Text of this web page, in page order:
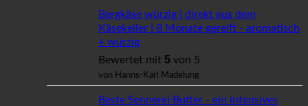
Bergkäse würzig | direkt aus dem
Käsekeller | 8 Monate gereift - aromatisch
+ würzig
Bewertet mit 5 von 5
von Hanns-Karl Madelung
Beste Sennerei Butter - ein intensives